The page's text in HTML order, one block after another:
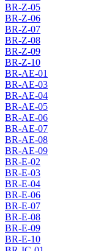
BR-Z-05
BR-Z-06
BR-Z-07
BR-Z-08
BR-Z-09
BR-Z-10
BR-AE-01
BR-AE-03
BR-AE-04
BR-AE-05
BR-AE-06
BR-AE-07
BR-AE-08
BR-AE-09
BR-E-02
BR-E-03
BR-E-04
BR-E-06
BR-E-07
BR-E-08
BR-E-09
BR-E-10